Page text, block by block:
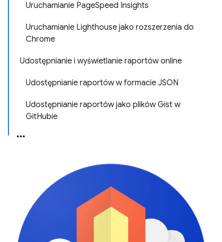
Uruchamianie PageSpeed Insights
Uruchamianie Lighthouse jako rozszerzenia do
Chrome
Udostępnianie i wyświetlanie raportów online
Udostępnianie raportów w formacie JSON
Udostępnianie raportów jako plików Gist w
GitHubie